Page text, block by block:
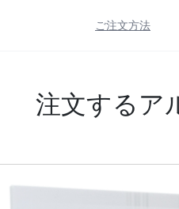
ご注文方法
注文するア